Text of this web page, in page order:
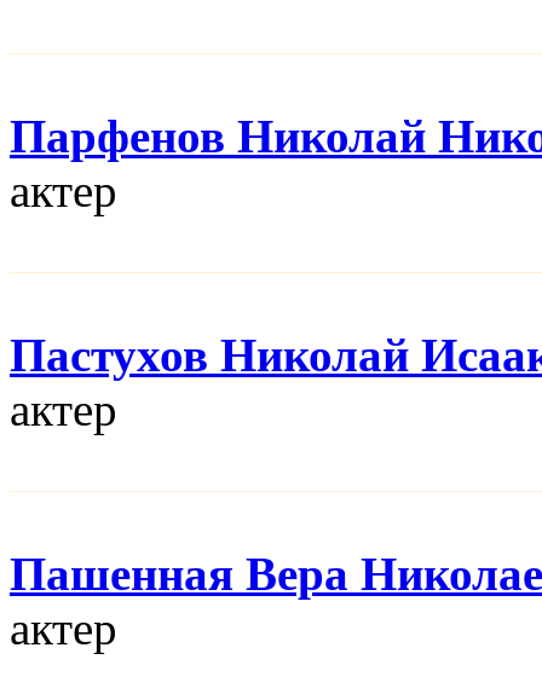
Парфенов Николай
актер
Пастухов Николай
актер
Пашенная Вера
актер